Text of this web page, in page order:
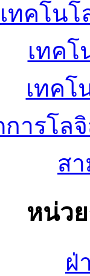
เทคโน
เทคโ
เทคโ
การโล
ส
หน่ว
ฝ่